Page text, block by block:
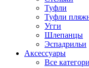
Туфли
Туфли
Угги
Шлепанцы
Эспадрильи
Аксессуары
Все